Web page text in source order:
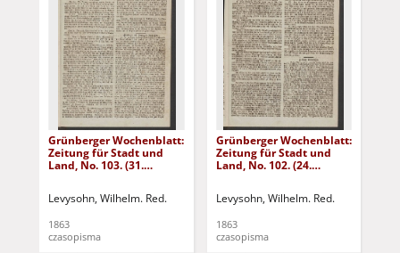
Grünberger Wochenblatt:
Zeitung für Stadt und
Land, No. 103. (31.
Levysohn, Wilhelm. Red.
1863
czasopisma
Grünberger Wochenblatt:
Zeitung für Stadt und
Land, No. 102. (24.
Levysohn, Wilhelm. Red.
1863
czasopisma